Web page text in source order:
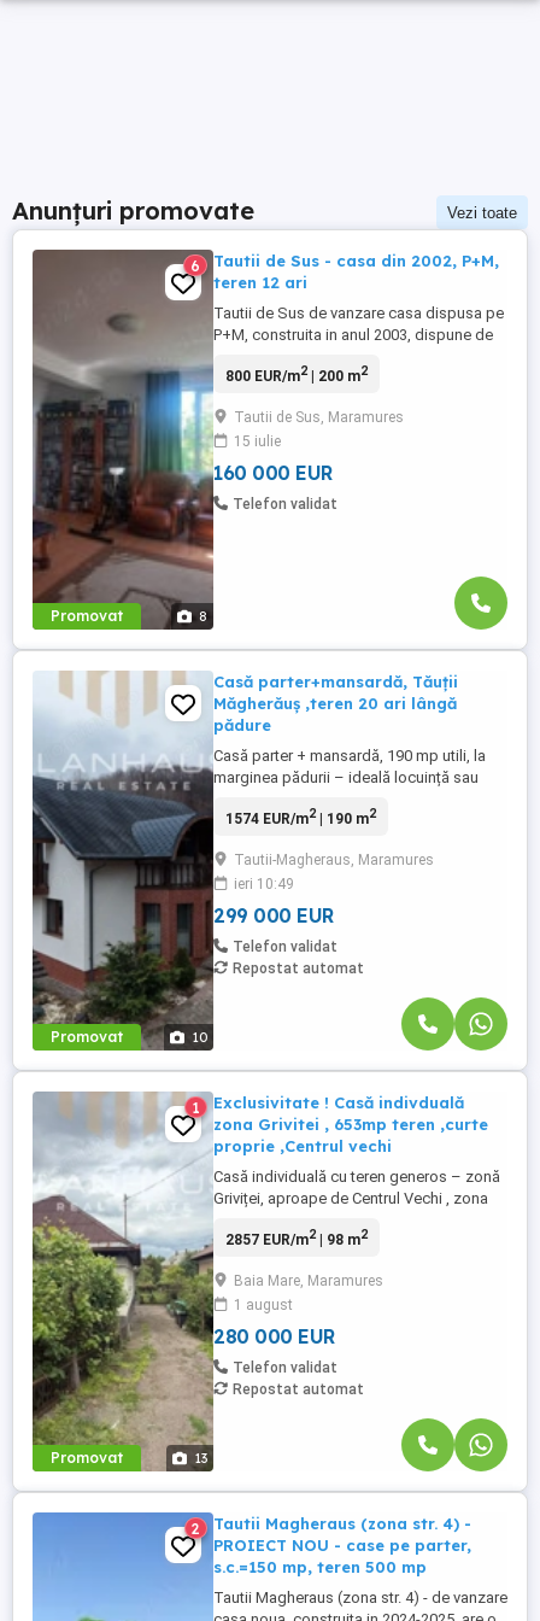
Anunțuri promovate Vezi toate
Promovat 8
6
Tautii de Sus - casa din 2002, P+M,
teren 12 ari
Tautii de Sus de vanzare casa dispusa pe
P+M, construita in anul 2003, dispune de
construita este de 233 mp + 4 terase,
teren betonat amenajat pentru activitati
sportive. Proprietatea este imprejmuita cu
gard din beton, terenul ...
800 EUR/m2| 200 m2
Tautii de Sus, Maramures
15 iulie
160 000 EUR
Telefon validat
Promovat 10
Casă parter+mansardă, Tăuții
Măgherăuș ,teren 20 ari lângă
pădure
Casă parter + mansardă, 190 mp utili, la
marginea pădurii – ideală locuință sau
Descoperă o proprietate specială, cu aer
liniștită, chiar lângă pădure - perfectă
pentru cei care vor natură, intimitate și
spațiu generos. ...
1574 EUR/m2| 190 m2
Tautii-Magheraus, Maramures
ieri 10:49
299 000 EUR
Telefon validat
Repostat automat
Promovat 13
1
Exclusivitate ! Casă indivduală
zona Grivitei , 653mp teren ,curte
proprie ,Centrul vechi
Casă individuală cu teren generos – zonă
Griviței, aproape de Centrul Vechi , zona
vânzare o proprietate rară, situată într-una
orașului, în zona Griviței – ideală atât
pentru locuit, cât și pentru investiție,
datorită poziționării ...
2857 EUR/m2| 98 m2
Baia Mare, Maramures
1 august
280 000 EUR
Telefon validat
Repostat automat
2
Tautii Magheraus (zona str. 4) -
PROIECT NOU - case pe parter,
s.c.=150 mp, teren 500 mp
Tautii Magheraus (zona str. 4) - de vanzare